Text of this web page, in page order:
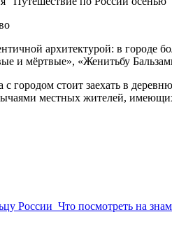
архитектурой: в городе
и мёртвые», «Женитьбу
с городом стоит заехать в
местных жителей,
России Что посмотреть на